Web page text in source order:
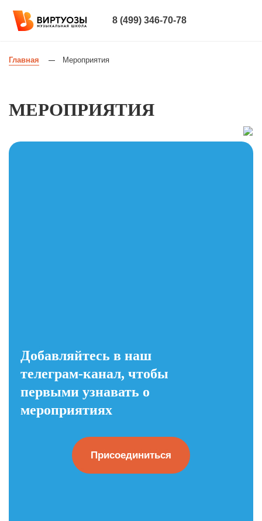
8 (499) 346-70-78
Главная — Мероприятия
МЕРОПРИЯТИЯ
Добавляйтесь в наш
телеграм-канал, чтобы
первыми узнавать о
мероприятиях
Присоединиться